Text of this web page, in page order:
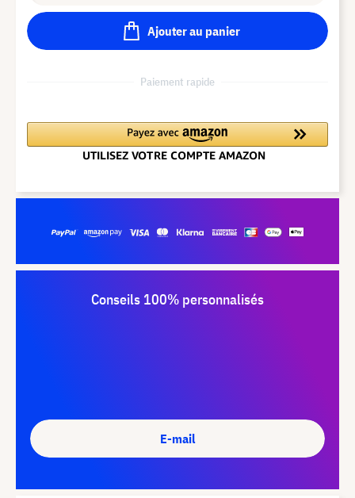
Ajouter au panier
Paiement rapide
Conseils 100% personnalisés
E-mail